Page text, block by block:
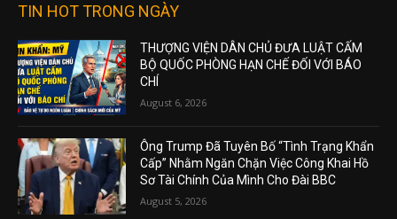
TIN HOT TRONG NGÀY
THƯỢNG VIỆN DÂN CHỦ ĐƯA LUẬT CẤM
BỘ QUỐC PHÒNG HẠN CHẾ ĐỐI VỚI BÁO
CHÍ
August 6, 2026
Ông Trump Đã Tuyên Bố “Tình Trạng Khẩn
Cấp” Nhằm Ngăn Chặn Việc Công Khai Hồ
Sơ Tài Chính Của Mình Cho Đài BBC
August 5, 2026